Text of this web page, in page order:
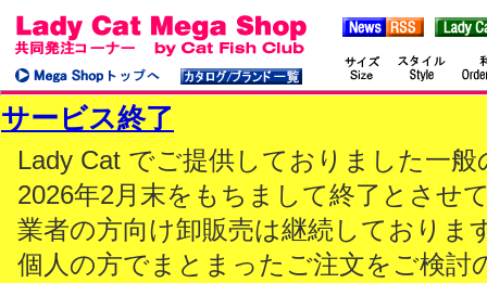
サービス終了
Lady Cat でご提供しておりました一
2026年2月末をもちまして終了とさせ
業者の方向け卸販売は継続しておりま
個人の方でまとまったご注文をご検討